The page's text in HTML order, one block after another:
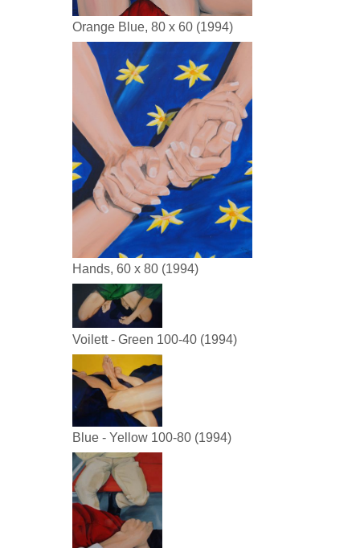
Orange Blue, 80 x 60 (1994)
Hands, 60 x 80 (1994)
Voilett - Green 100-40 (1994)
Blue - Yellow 100-80 (1994)